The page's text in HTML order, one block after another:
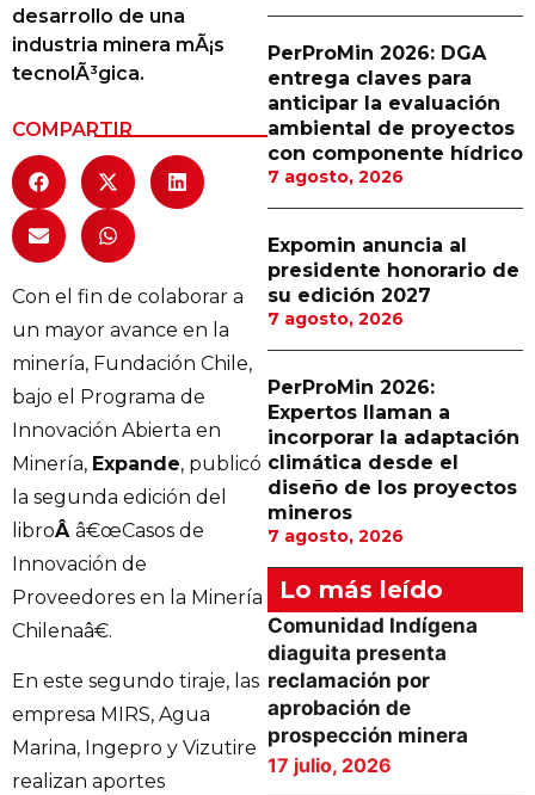
Calendario de Eventos
Revistas Digital
Siguenos
desarrollo de una
industria minera mÃ¡s
tecnolÃ³gica.
COMPARTIR
Con el fin de colaborar a
un mayor avance en la
minería, Fundación Chile,
bajo el Programa de
Innovación Abierta en
Minería, Expande, publicó
la segunda edición del
libroÂ â€œCasos de
Innovación de
Proveedores en la Minería
Chilenaâ€.
En este segundo tiraje, las
empresa MIRS, Agua
Marina, Ingepro y Vizutire
realizan aportes
PerProMin 2026: DGA
entrega claves para
anticipar la evaluación
ambiental de proyectos
con componente hídrico
7 agosto, 2026
Expomin anuncia al
presidente honorario de
su edición 2027
7 agosto, 2026
PerProMin 2026:
Expertos llaman a
incorporar la adaptación
climática desde el
diseño de los proyectos
mineros
7 agosto, 2026
Lo más leído
Comunidad Indígena
diaguita presenta
reclamación por
aprobación de
prospección minera
17 julio, 2026